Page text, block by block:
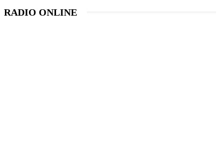
RADIO ONLINE